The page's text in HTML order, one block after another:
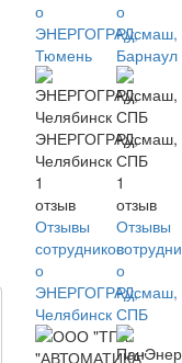
о
ЭНЕРГОГРАД,
Тюмень
о
Русмаш,
Барнаул
ЭНЕРГОГРАД,
Челябинск
1
отзыв
Отзывы
сотрудников
о
ЭНЕРГОГРАД,
Челябинск
Русмаш,
СПБ
1
отзыв
Отзывы
о
Русмаш,
СПБ